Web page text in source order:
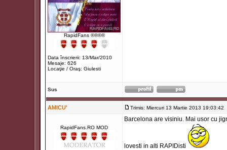
RapidFans ®®®®
Data înscrierii: 13/Mar/2010
Mesaje: 626
Locaţie / Oraş: Giulesti
Sus
AMICU' Trimis: Miercuri 13 Martie 2013 19:03:42
RapidFans.RO MOD
Barcelona are visiniu. Mai usor cu
lovesti in alti RAPIDisti